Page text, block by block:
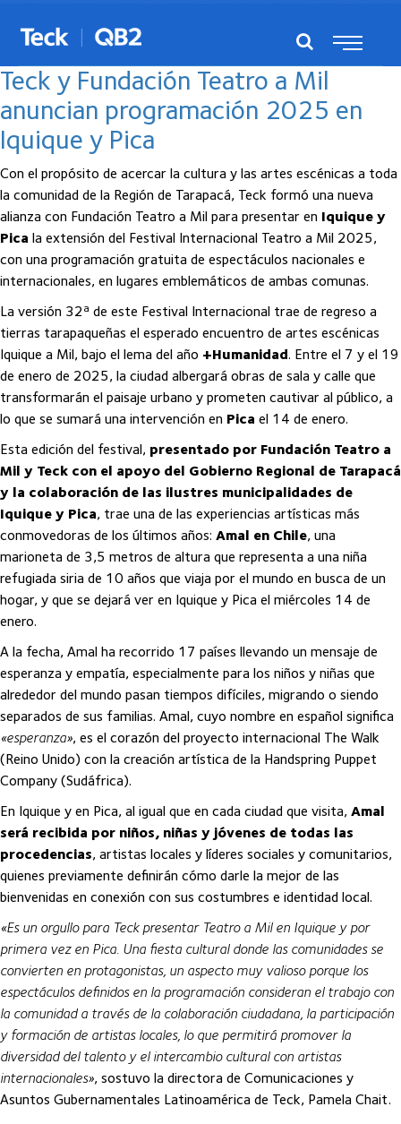
Posts del noviembre, 2024
Teck y Fundación Teatro a Mil
anuncian programación 2025 en
Iquique y Pica
Con el propósito de acercar la cultura y las artes escénicas a toda
la comunidad de la Región de Tarapacá, Teck formó una nueva
alianza con Fundación Teatro a Mil para presentar en Iquique y
Pica la extensión del Festival Internacional Teatro a Mil 2025,
con una programación gratuita de espectáculos nacionales e
internacionales, en lugares emblemáticos de ambas comunas.
La versión 32ª de este Festival Internacional trae de regreso a
tierras tarapaqueñas el esperado encuentro de artes escénicas
Iquique a Mil, bajo el lema del año +Humanidad. Entre el 7 y el 19
de enero de 2025, la ciudad albergará obras de sala y calle que
transformarán el paisaje urbano y prometen cautivar al público, a
lo que se sumará una intervención en Pica el 14 de enero.
Esta edición del festival, presentado por Fundación Teatro a
Mil y Teck con el apoyo del Gobierno Regional de Tarapacá
y la colaboración de las ilustres municipalidades de
Iquique y Pica, trae una de las experiencias artísticas más
conmovedoras de los últimos años: Amal en Chile, una
marioneta de 3,5 metros de altura que representa a una niña
refugiada siria de 10 años que viaja por el mundo en busca de un
hogar, y que se dejará ver en Iquique y Pica el miércoles 14 de
enero.
A la fecha, Amal ha recorrido 17 países llevando un mensaje de
esperanza y empatía, especialmente para los niños y niñas que
alrededor del mundo pasan tiempos difíciles, migrando o siendo
separados de sus familias. Amal, cuyo nombre en español significa
«esperanza», es el corazón del proyecto internacional The Walk
(Reino Unido) con la creación artística de la Handspring Puppet
Company (Sudáfrica).
En Iquique y en Pica, al igual que en cada ciudad que visita, Amal
será recibida por niños, niñas y jóvenes de todas las
procedencias, artistas locales y líderes sociales y comunitarios,
quienes previamente definirán cómo darle la mejor de las
bienvenidas en conexión con sus costumbres e identidad local.
«Es un orgullo para Teck presentar Teatro a Mil en Iquique y por
primera vez en Pica. Una fiesta cultural donde las comunidades se
convierten en protagonistas, un aspecto muy valioso porque los
espectáculos definidos en la programación consideran el trabajo con
la comunidad a través de la colaboración ciudadana, la participación
y formación de artistas locales, lo que permitirá promover la
diversidad del talento y el intercambio cultural con artistas
internacionales», sostuvo la directora de Comunicaciones y
Asuntos Gubernamentales Latinoamérica de Teck, Pamela Chait.